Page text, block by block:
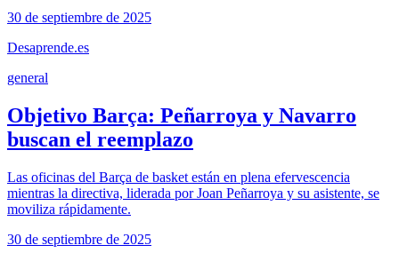
30 de septiembre de 2025
Desaprende.es
general
Objetivo Barça: Peñarroya y Navarro
buscan el reemplazo
Las oficinas del Barça de basket están en plena efervescencia
mientras la directiva, liderada por Joan Peñarroya y su asistente, se
moviliza rápidamente.
30 de septiembre de 2025